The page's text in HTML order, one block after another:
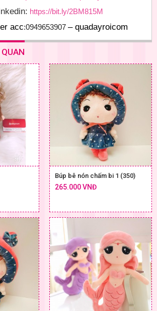
https://bit.ly/2BM815M
acc:0949653907 – quadayroicom
Búp bê nón chấm bi 1 (350)
265.000 VNĐ